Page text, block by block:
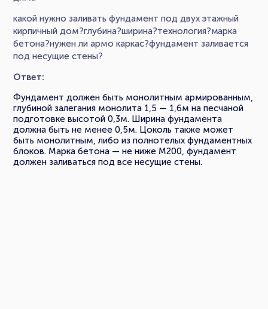
какой нужно заливать фундамент под двух этажный
кирпичный дом?глубина?ширина?технология?марка
бетона?нужен ли армо каркас?фундамент заливается
под несущие стены?
Ответ:
Фундамент должен быть монолитным армированным,
глубиной залегания монолита 1,5 — 1,6м на песчаной
подготовке высотой 0,3м. Ширина фундамента
должна быть не менее 0,5м. Цоколь также может
быть монолитным, либо из полнотелых фундаментных
блоков. Марка бетона — не ниже М200, фундамент
должен заливаться под все несущие стены.